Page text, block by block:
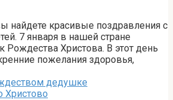
найдете красивые поздравления с
7 января в нашей стране
Рождества Христова. В этот день
пожелания здоровья,
дедушке
Христово